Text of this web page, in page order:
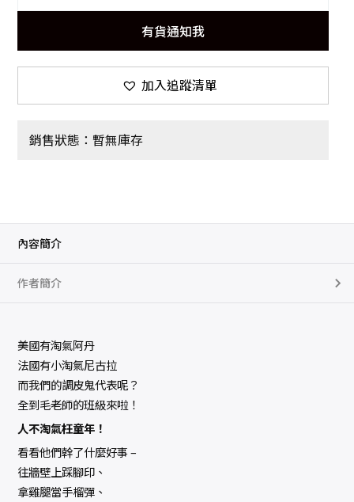
有貨通知我
加入追蹤清單
銷售狀態：暫無庫存
內容簡介
作者簡介
美國有淘氣阿丹
法國有小淘氣尼古拉
而我們的調皮鬼代表呢？
全到毛老師的班級來啦！
人不淘氣枉童年！
看看他們幹了什麼好事 –
往牆壁上踩腳印、
拿雞腿當手榴彈、